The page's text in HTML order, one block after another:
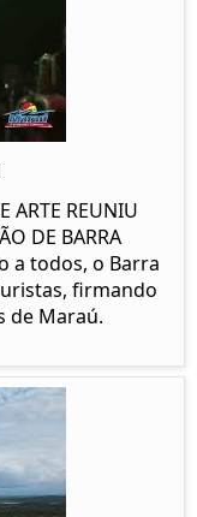
ARTE REUNIU
DE BARRA
a todos, o Barra
firmando
de Maraú.